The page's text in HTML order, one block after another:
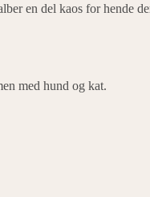
en del kaos for hende
med hund og kat.